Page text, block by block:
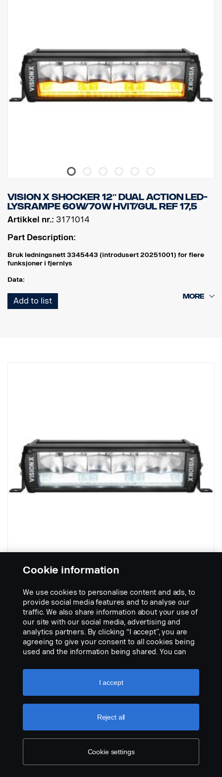
Vibrasjonsklasse: 15,6 G
Høyde: 131 mm
Bredde: 110 mm
Dybde: 60 mm
Vekt: 900 gram
VISION X SHOCKER 12″ DUAL ACTION LED-
LYSRAMPE 60W/70W HVIT/GUL REF 17,5
Artikkel nr.: 3171014
Part Description:
Bruk ledningsnett 3345443 (introdusert 20251001) for flere
funksjoner i fjernlys
Data:
Bredde: 304 mm
Høyde (m/brakett): 97 mm
Add to list
VISION X SHOCKER 12″ DUAL ACTION LED-
LYSRAMPE 60W/70W HVITT/HVITT REF 17,5
Artikkel nr.:3171015
Part Description:
Bruker ledningsnett 3345443 (introdusert 20251001) for flere
funksjoner i spotlight
Data:
Wattstyrke, spotlight: 60 W
Rå lumen, spotlight: 6420 lm
Rekkevidde, spotlight @1Lux: 400 m
Wattstyrke, lyskaster: 70 W
Cookie information
We use cookies to personalise content and ads, to
provide social media features and to analyse our
traffic. We also share information about your use of
our site with our social media, advertising and
analytics partners. By clicking “I accept”, you are
agreeing to give your consent to all cookies being
used and the information being shared. You can
settings” and selecting the categories you’d like to
accept. For a more detailed explanation of how we
Cookie settings
Reject all
I accept